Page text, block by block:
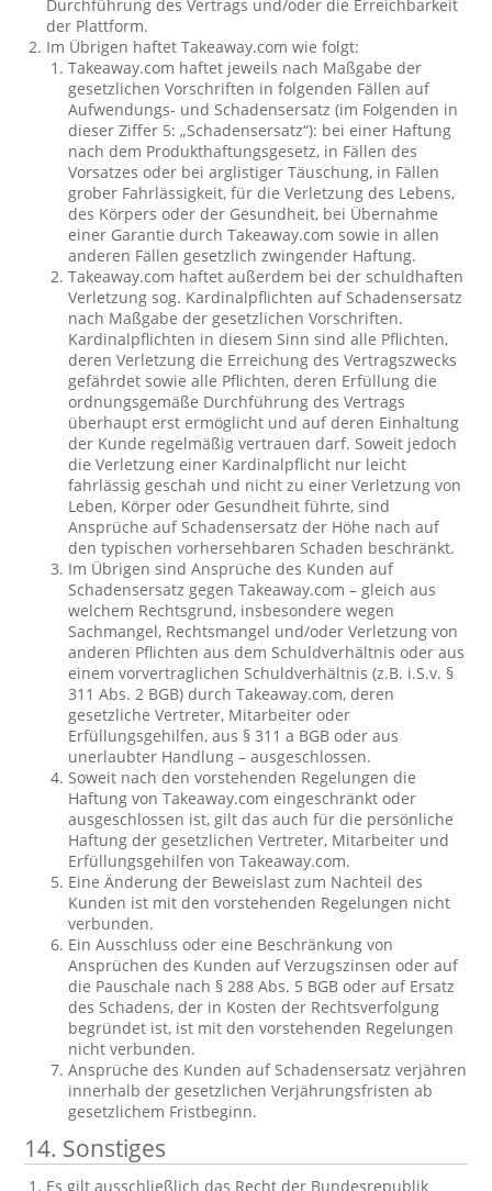
Durchführung des Vertrags und/oder die Erreichbarkeit
der Plattform.
Im Übrigen haftet Takeaway.com wie folgt:
Takeaway.com haftet jeweils nach Maßgabe der
gesetzlichen Vorschriften in folgenden Fällen auf
Aufwendungs- und Schadensersatz (im Folgenden in
dieser Ziffer 5: „Schadensersatz“): bei einer Haftung
nach dem Produkthaftungsgesetz, in Fällen des
Vorsatzes oder bei arglistiger Täuschung, in Fällen
grober Fahrlässigkeit, für die Verletzung des Lebens,
des Körpers oder der Gesundheit, bei Übernahme
einer Garantie durch Takeaway.com sowie in allen
anderen Fällen gesetzlich zwingender Haftung.
Takeaway.com haftet außerdem bei der schuldhaften
Verletzung sog. Kardinalpflichten auf Schadensersatz
nach Maßgabe der gesetzlichen Vorschriften.
Kardinalpflichten in diesem Sinn sind alle Pflichten,
deren Verletzung die Erreichung des Vertragszwecks
gefährdet sowie alle Pflichten, deren Erfüllung die
ordnungsgemäße Durchführung des Vertrags
überhaupt erst ermöglicht und auf deren Einhaltung
der Kunde regelmäßig vertrauen darf. Soweit jedoch
die Verletzung einer Kardinalpflicht nur leicht
fahrlässig geschah und nicht zu einer Verletzung von
Leben, Körper oder Gesundheit führte, sind
Ansprüche auf Schadensersatz der Höhe nach auf
den typischen vorhersehbaren Schaden beschränkt.
Im Übrigen sind Ansprüche des Kunden auf
Schadensersatz gegen Takeaway.com – gleich aus
welchem Rechtsgrund, insbesondere wegen
Sachmangel, Rechtsmangel und/oder Verletzung von
anderen Pflichten aus dem Schuldverhältnis oder aus
einem vorvertraglichen Schuldverhältnis (z.B. i.S.v. §
311 Abs. 2 BGB) durch Takeaway.com, deren
gesetzliche Vertreter, Mitarbeiter oder
Erfüllungsgehilfen, aus § 311 a BGB oder aus
unerlaubter Handlung – ausgeschlossen.
Soweit nach den vorstehenden Regelungen die
Haftung von Takeaway.com eingeschränkt oder
ausgeschlossen ist, gilt das auch für die persönliche
Haftung der gesetzlichen Vertreter, Mitarbeiter und
Erfüllungsgehilfen von Takeaway.com.
Eine Änderung der Beweislast zum Nachteil des
Kunden ist mit den vorstehenden Regelungen nicht
verbunden.
Ein Ausschluss oder eine Beschränkung von
Ansprüchen des Kunden auf Verzugszinsen oder auf
die Pauschale nach § 288 Abs. 5 BGB oder auf Ersatz
des Schadens, der in Kosten der Rechtsverfolgung
begründet ist, ist mit den vorstehenden Regelungen
nicht verbunden.
Ansprüche des Kunden auf Schadensersatz verjähren
innerhalb der gesetzlichen Verjährungsfristen ab
gesetzlichem Fristbeginn.
14. Sonstiges
Es gilt ausschließlich das Recht der Bundesrepublik